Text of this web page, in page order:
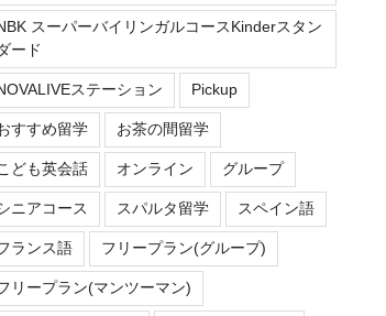
スーパーバイリンガルコースKinderスタン
ード
ステーション Pickup
すすめ留学 お茶の間留学
ども英会話 オンライン グループ
ニアコース スパルタ留学 スペイン語
ランス語 フリープラン(グループ)
リープラン(マンツーマン)